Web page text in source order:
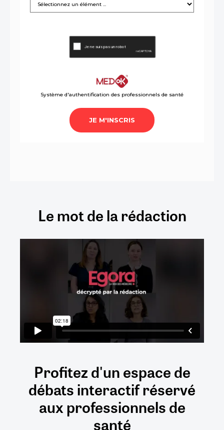
Le mot de la rédaction
Profitez d'un espace de
débatsinteractifréservé
auxprofessionnels de
santé